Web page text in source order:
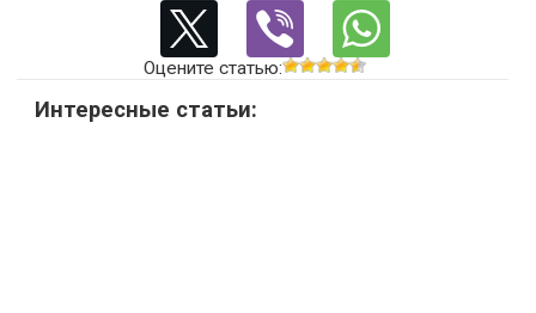
Оцените статью:
Интересные статьи: